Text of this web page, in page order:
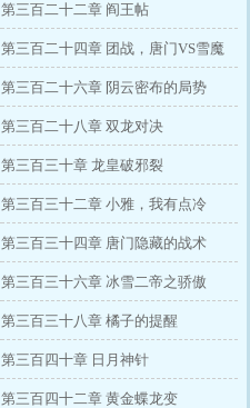
第三百二十二章 阎王帖
第三百二十四章 团战，唐门VS雪魔
宗
第三百二十六章 阴云密布的局势
第三百二十八章 双龙对决
第三百三十章 龙皇破邪裂
第三百三十二章 小雅，我有点冷
第三百三十四章 唐门隐藏的战术
第三百三十六章 冰雪二帝之骄傲
第三百三十八章 橘子的提醒
第三百四十章 日月神针
第三百四十二章 黄金蝶龙变